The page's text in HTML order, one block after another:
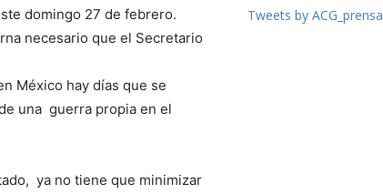
domingo 27 de febrero.
necesario que el Secretario
México hay días que se
una guerra propia en el
ya no tiene que minimizar
Tweets by ACG_prensa